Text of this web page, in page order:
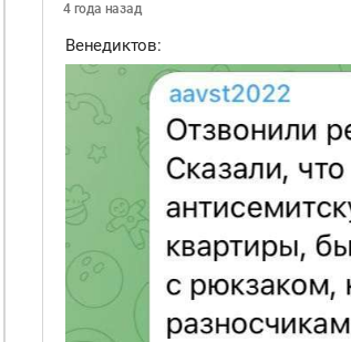
4 года назад
Венедиктов: